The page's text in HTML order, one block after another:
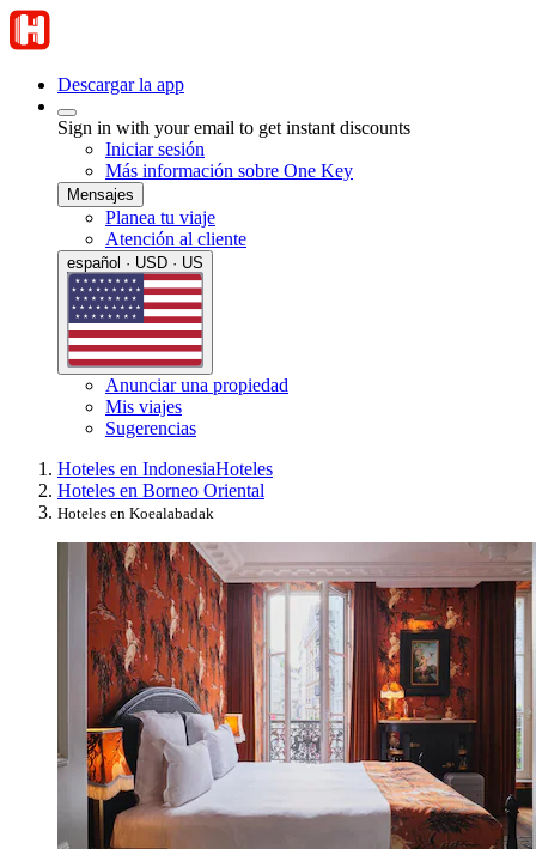
Descargar la app
Sign in with your email to get instant discounts
Iniciar sesión
Más información sobre One Key
Mensajes
Planea tu viaje
Atención al cliente
español · USD · US
Anunciar una propiedad
Mis viajes
Sugerencias
Hoteles en IndonesiaHoteles
Hoteles en Borneo Oriental
Hoteles en Koealabadak